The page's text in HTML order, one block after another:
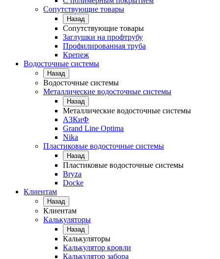
Сопутствующие товары
Назад
Сопутствующие товары
Заглушки на профтрубу
Профилированная труба
Крепеж
Водосточные системы
Назад
Водосточные системы
Металлические водосточные системы
Назад
Металлические водосточные системы
АЗКиФ
Grand Line Optima
Nika
Пластиковые водосточные системы
Назад
Пластиковые водосточные системы
Bryza
Docke
Клиентам
Назад
Клиентам
Калькуляторы
Назад
Калькуляторы
Калькулятор кровли
Калькулятор забора